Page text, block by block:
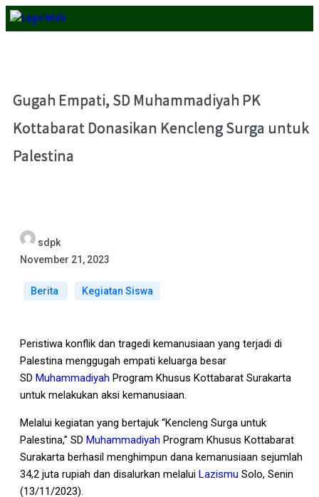
Gugah Empati, SD Muhammadiyah PK
Kottabarat Donasikan Kencleng Surga untuk
Palestina
sdpk
November 21, 2023
Berita Kegiatan Siswa
Peristiwa konflik dan tragedi kemanusiaan yang terjadi di
Palestina menggugah empati keluarga besar
SD Muhammadiyah Program Khusus Kottabarat Surakarta
untuk melakukan aksi kemanusiaan.
Melalui kegiatan yang bertajuk “Kencleng Surga untuk
Palestina,” SD Muhammadiyah Program Khusus Kottabarat
Surakarta berhasil menghimpun dana kemanusiaan sejumlah
34,2 juta rupiah dan disalurkan melalui Lazismu Solo, Senin
(13/11/2023).